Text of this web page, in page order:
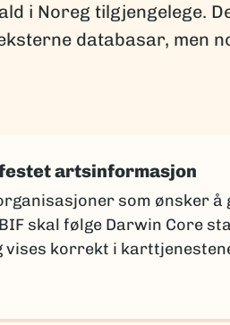
i Noreg tilgjengelege.
databasar, men
artsinformasjon
som ønsker
skal følge Darwin Core
vises korrekt i
kontakter
som er i samsvar med